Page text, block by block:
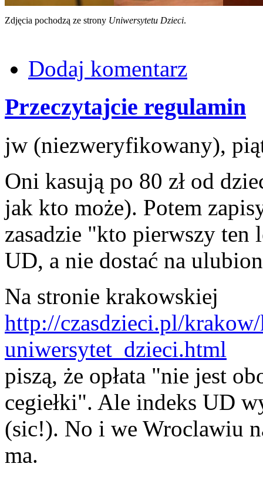
Zdjęcia pochodzą ze strony Uniwersytetu Dzieci.
Dodaj komentarz
Przeczytajcie regulamin
jw (niezweryfikowany),
Oni kasują po 80 zł od
jak kto może). Potem
zasadzie "kto pierwszy ten
UD, a nie dostać na
Na stronie krakowskiej
http://czasdzieci.pl/
uniwersytet_dzieci.html
piszą, że opłata "nie jest
cegiełki". Ale indeks UD
(sic!). No i we Wroclawiu
ma.